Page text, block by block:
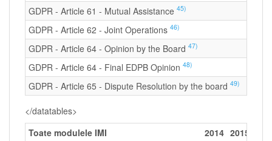
GDPR - Article 61 - Mutual Assistance 45)
GDPR - Article 62 - Joint Operations 46)
GDPR - Article 64 - Opinion by the Board 47)
GDPR - Article 64 - Final EDPB Opinion 48)
GDPR - Article 65 - Dispute Resolution by the board 49)
</datatables>
Toate modulele IMI
2014 2015